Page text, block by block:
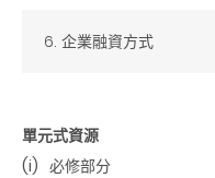
6. 企業融資方式
單元式資源
(i) 必修部分